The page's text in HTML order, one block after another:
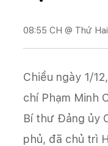
08:55 CH @ Thứ
Chiều ngày 1/
chí Phạm Minh
Bí thư Đảng ủy
phủ, đã chủ trì